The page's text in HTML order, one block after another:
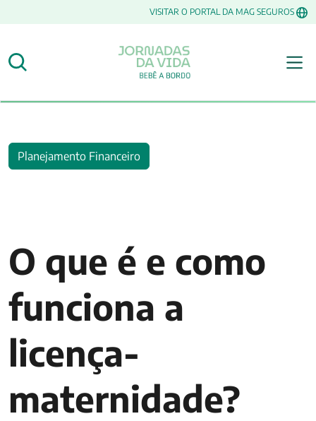
VISITAR O PORTAL DA MAG SEGUROS
Planejamento Financeiro
O que é e como
funciona a
licença-
maternidade?